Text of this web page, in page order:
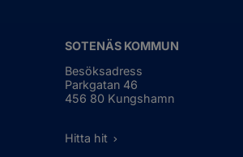
SOTENÄS KOMMUN
Besöksadress
Parkgatan 46
456 80 Kungshamn
Hitta hit